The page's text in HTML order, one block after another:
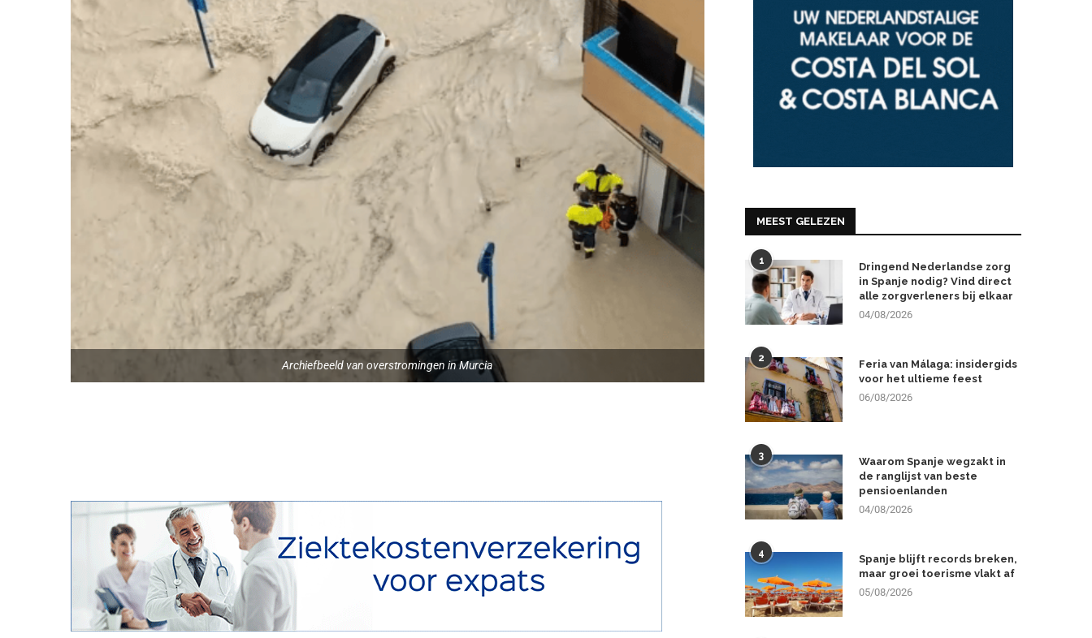
Archiefbeeld van overstromingen in Murcia
MEEST GELEZEN
1
Dringend Nederlandse zorg
in Spanje nodig? Vind direct
alle zorgverleners bij elkaar
04/08/2026
2
Feria van Málaga: insidergids
voor het ultieme feest
06/08/2026
3
Waarom Spanje wegzakt in
de ranglijst van beste
pensioenlanden
04/08/2026
4
Spanje blijft records breken,
maar groei toerisme vlakt af
05/08/2026